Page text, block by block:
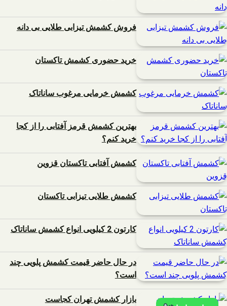
فروش کشمش تیزابی طلایی بی دانه
خرید حضوری کشمش تاکستان
کشمش خرمایی مرغوب ساناتاک
بهترین کشمش قرمز آفتابی را از کجا
خرید کنم؟
کشمش آفتابی تاکستان قزوین
کشمش طلایی تیزابی تاکستان
کارتون 2 کیلویی انواع کشمش ساناتاک
در حال حاضر قیمت کشمش پلویی چند
است؟
بازار کشمش تهران کجاست